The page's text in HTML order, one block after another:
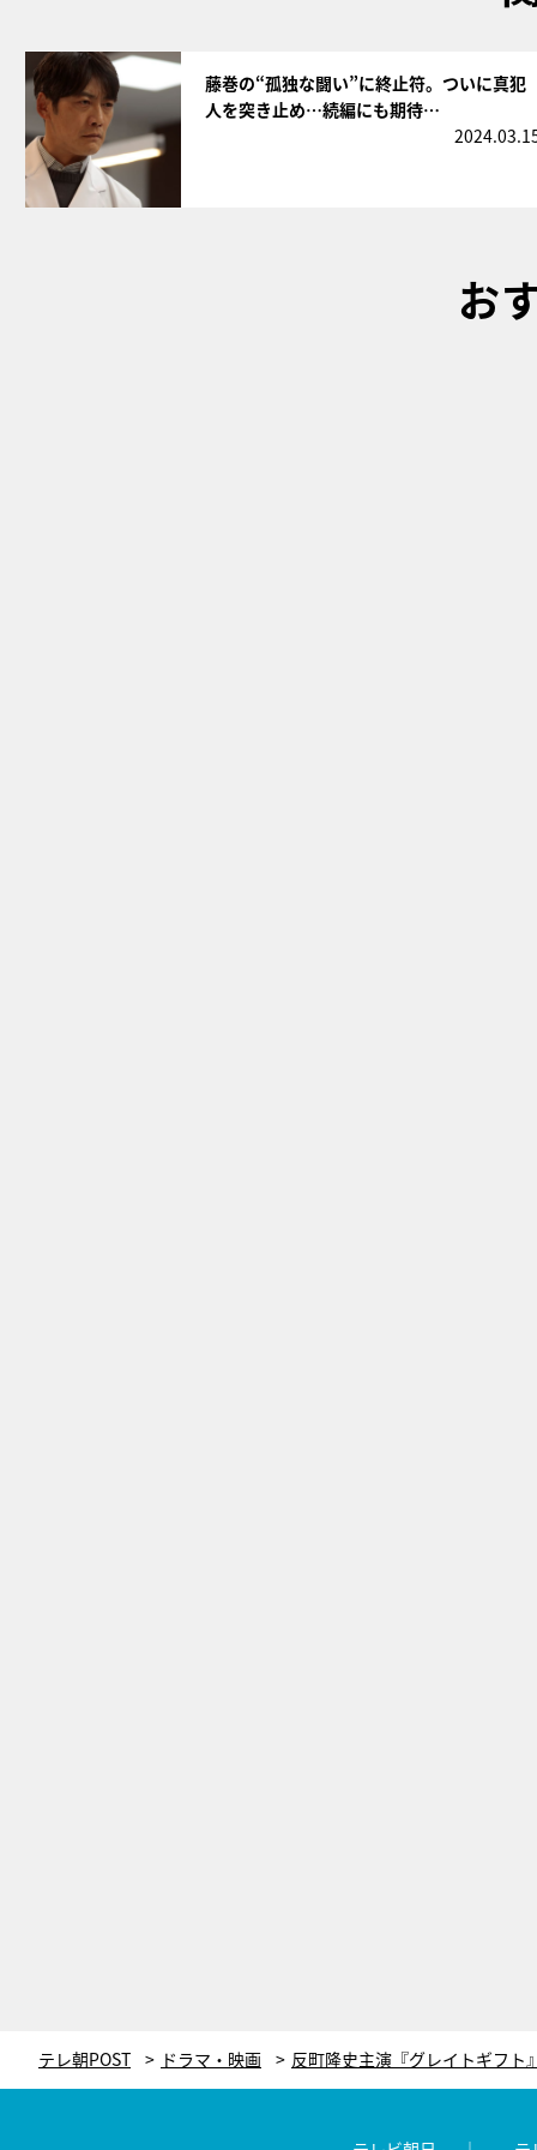
藤巻の“孤独な闘い”に終止符。ついに真犯
人を突き止め…続編にも期待…
お
テレ朝POST ドラマ・映画